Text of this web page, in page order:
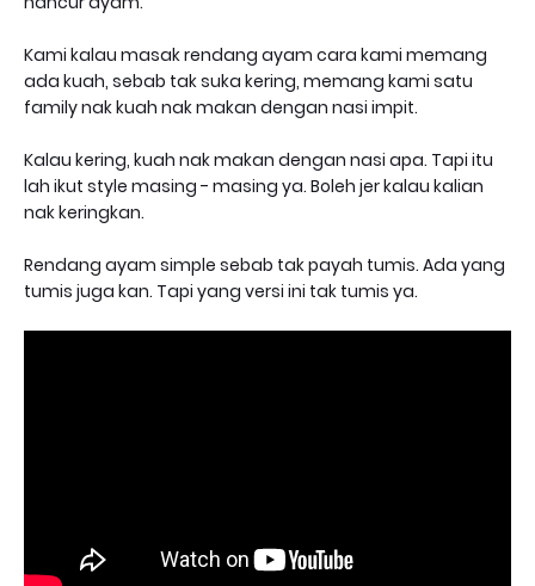
Kami kalau masak rendang ayam cara kami memang
ada kuah, sebab tak suka kering, memang kami satu
family nak kuah nak makan dengan nasi impit.
Kalau kering, kuah nak makan dengan nasi apa. Tapi itu
lah ikut style masing - masing ya. Boleh jer kalau kalian
nak keringkan.
Rendang ayam simple sebab tak payah tumis. Ada yang
tumis juga kan. Tapi yang versi ini tak tumis ya.